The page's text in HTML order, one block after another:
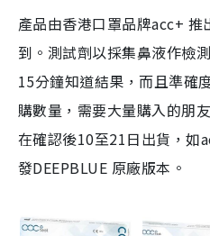
產品由香港口罩品牌acc+ 推
到。測試劑以採集鼻液作檢
15分鐘知道結果，而且準確
購數量，需要大量購入的朋
在確認後10至21日出貨，如
發DEEPBLUE 原廠版本。